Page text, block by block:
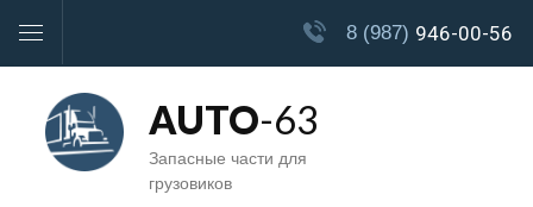
8 (987) 946-00-56
AUTO-63
Запасные части для
грузовиков